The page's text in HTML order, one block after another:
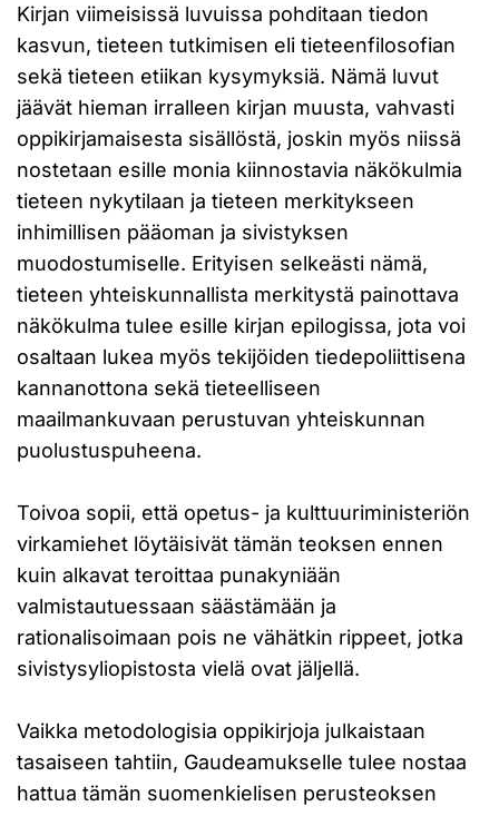
Kirjan viimeisissä luvuissa pohditaan tiedon
kasvun, tieteen tutkimisen eli tieteenfilosofian
sekä tieteen etiikan kysymyksiä. Nämä luvut
jäävät hieman irralleen kirjan muusta, vahvasti
oppikirjamaisesta sisällöstä, joskin myös niissä
nostetaan esille monia kiinnostavia näkökulmia
tieteen nykytilaan ja tieteen merkitykseen
inhimillisen pääoman ja sivistyksen
muodostumiselle. Erityisen selkeästi nämä,
tieteen yhteiskunnallista merkitystä painottava
näkökulma tulee esille kirjan epilogissa, jota voi
osaltaan lukea myös tekijöiden tiedepoliittisena
kannanottona sekä tieteelliseen
maailmankuvaan perustuvan yhteiskunnan
puolustuspuheena.
Toivoa sopii, että opetus- ja kulttuuriministeriön
virkamiehet löytäisivät tämän teoksen ennen
kuin alkavat teroittaa punakyniään
valmistautuessaan säästämään ja
rationalisoimaan pois ne vähätkin rippeet, jotka
sivistysyliopistosta vielä ovat jäljellä.
Vaikka metodologisia oppikirjoja julkaistaan
tasaiseen tahtiin, Gaudeamukselle tulee nostaa
hattua tämän suomenkielisen perusteoksen